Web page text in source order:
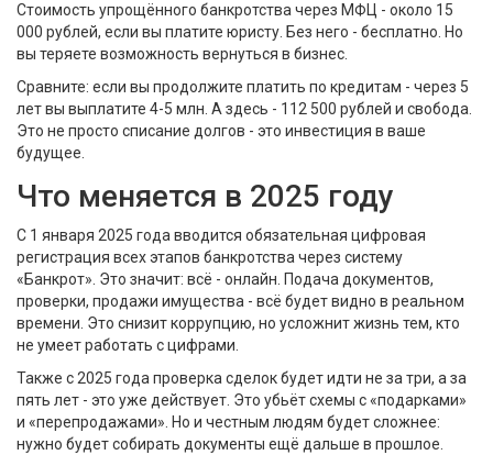
Стоимость упрощённого банкротства через МФЦ - около 15
000 рублей, если вы платите юристу. Без него - бесплатно. Но
вы теряете возможность вернуться в бизнес.
Сравните: если вы продолжите платить по кредитам - через 5
лет вы выплатите 4-5 млн. А здесь - 112 500 рублей и свобода.
Это не просто списание долгов - это инвестиция в ваше
будущее.
Что меняется в 2025 году
С 1 января 2025 года вводится обязательная цифровая
регистрация всех этапов банкротства через систему
«Банкрот». Это значит: всё - онлайн. Подача документов,
проверки, продажи имущества - всё будет видно в реальном
времени. Это снизит коррупцию, но усложнит жизнь тем, кто
не умеет работать с цифрами.
Также с 2025 года проверка сделок будет идти не за три, а за
пять лет - это уже действует. Это убьёт схемы с «подарками»
и «перепродажами». Но и честным людям будет сложнее:
нужно будет собирать документы ещё дальше в прошлое.